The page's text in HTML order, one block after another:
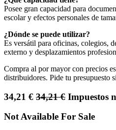
Posee gran capacidad para
escolar y efectos personales de
¿Dónde se puede utilizar?
Es versátil para oficinas, colegios,
externo y desplazamientos
Compra al por mayor con precios
distribuidores. Pide tu presupuesto
34,21 € 34,21€ Impuestos
Not Available For Sale